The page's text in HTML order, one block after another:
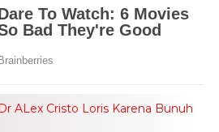
ALex Cristo Loris Karena Bunuh